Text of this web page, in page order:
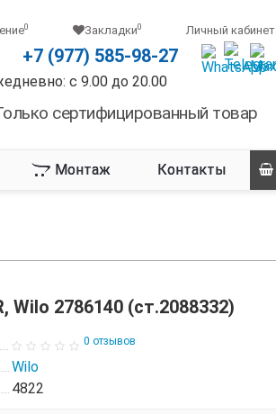
0 Закладки0 Личный кабинет
+7 (977) 585-98-27
с 9.00 до 20.00
сертифицированный товар
Монтаж Контакты
Wilo 2786140 (ст.2088332)
0 отзывов
Wilo
4822